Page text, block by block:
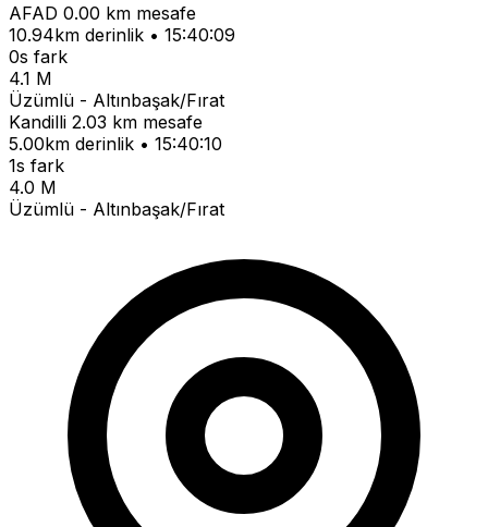
AFAD 0.00 km mesafe
10.94km derinlik • 15:40:09
0s fark
4.1 M
Üzümlü - Altınbaşak/Fırat
Kandilli 2.03 km mesafe
5.00km derinlik • 15:40:10
1s fark
4.0 M
Üzümlü - Altınbaşak/Fırat